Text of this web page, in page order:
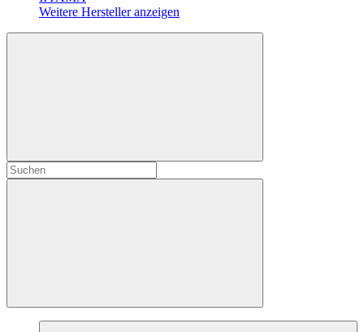
Weitere Hersteller anzeigen